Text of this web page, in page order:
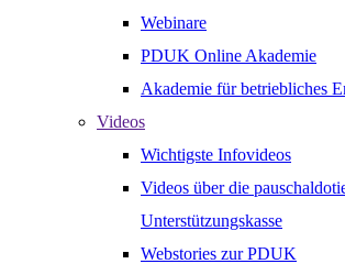
Webinare
PDUK Online Akademie
Akademie für betriebliches
Videos
Wichtigste Infovideos
Videos über die
Unterstützungskasse
Webstories zur PDUK